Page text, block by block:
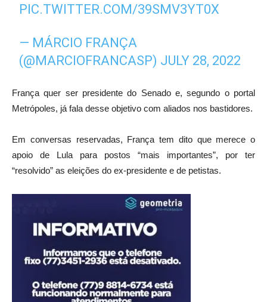
PIC.TWITTER.COM/39SMV3YT0X
— MÁRCIO FRANÇA
(@MARCIOFRANCASP) JULY 28, 2022
França quer ser presidente do Senado e, segundo o portal
Metrópoles, já fala desse objetivo com aliados nos bastidores.
Em conversas reservadas, França tem dito que merece o
apoio de Lula para postos “mais importantes”, por ter
“resolvido” as eleições do ex-presidente e de petistas.